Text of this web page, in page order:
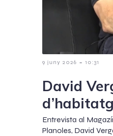
9 juny 2026 - 10:31
David
Entrevista al
Planoles, David